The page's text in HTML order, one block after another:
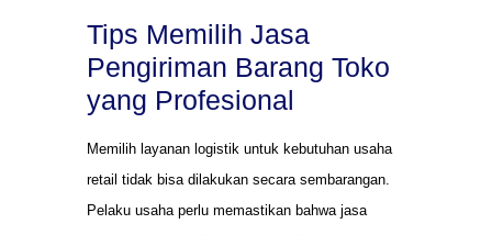
Tips Memilih Jasa
Pengiriman Barang Toko
yang Profesional
Memilih layanan logistik untuk kebutuhan usaha
retail tidak bisa dilakukan secara sembarangan.
Pelaku usaha perlu memastikan bahwa jasa